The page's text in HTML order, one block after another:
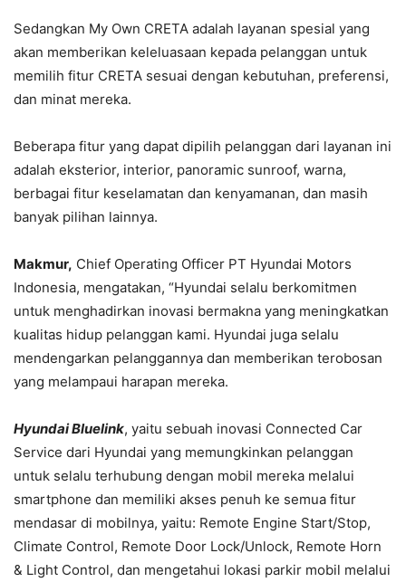
Sedangkan My Own CRETA adalah layanan spesial yang
akan memberikan keleluasaan kepada pelanggan untuk
memilih fitur CRETA sesuai dengan kebutuhan, preferensi,
dan minat mereka.
Beberapa fitur yang dapat dipilih pelanggan dari layanan ini
adalah eksterior, interior, panoramic sunroof, warna,
berbagai fitur keselamatan dan kenyamanan, dan masih
banyak pilihan lainnya.
Makmur, Chief Operating Officer PT Hyundai Motors
Indonesia, mengatakan, “Hyundai selalu berkomitmen
untuk menghadirkan inovasi bermakna yang meningkatkan
kualitas hidup pelanggan kami. Hyundai juga selalu
mendengarkan pelanggannya dan memberikan terobosan
yang melampaui harapan mereka.
Hyundai Bluelink, yaitu sebuah inovasi Connected Car
Service dari Hyundai yang memungkinkan pelanggan
untuk selalu terhubung dengan mobil mereka melalui
smartphone dan memiliki akses penuh ke semua fitur
mendasar di mobilnya, yaitu: Remote Engine Start/Stop,
Climate Control, Remote Door Lock/Unlock, Remote Horn
& Light Control, dan mengetahui lokasi parkir mobil melalui